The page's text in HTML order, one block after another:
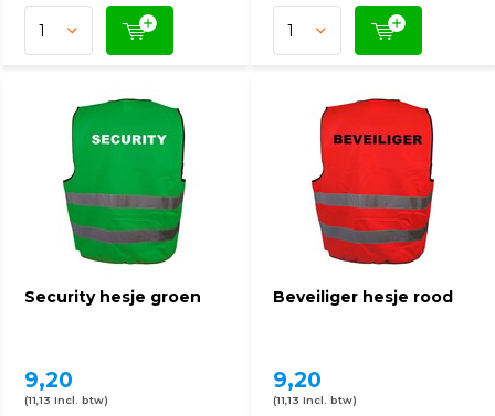
Security hesje groen
9,20
(11,13 Incl. btw)
Beveiliger hesje rood
9,20
(11,13 Incl. btw)